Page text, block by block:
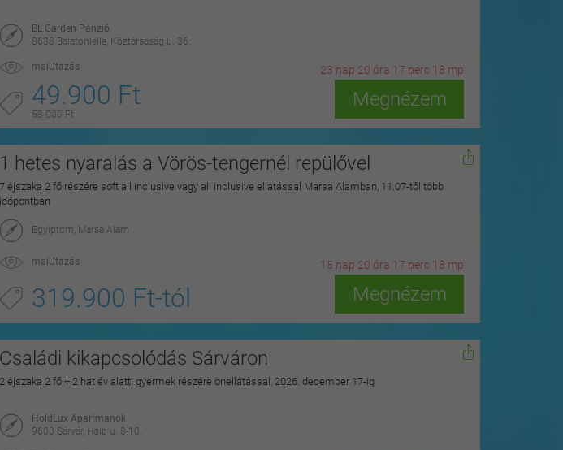
BL Garden Panzió
8638 Balatonlelle, Köztársaság u. 36.
maiUtazás 23 nap 20 óra 17 perc 16 mp
49.900 Ft
58.000 Ft
Megnézem
1 hetes nyaralás a Vörös-tengernél repülővel
7 éjszaka 2 fő részére soft all inclusive vagy all inclusive ellátással Marsa Alamban, 11.07-től több
időpontban
Egyiptom, Marsa Alam
maiUtazás 15 nap 20 óra 17 perc 16 mp
319.900 Ft-tól Megnézem
Családi kikapcsolódás Sárváron
2 éjszaka 2 fő + 2 hat év alatti gyermek részére önellátással, 2026. december 17-ig
HoldLux Apartmanok
9600 Sárvár, Hold u. 8-10.